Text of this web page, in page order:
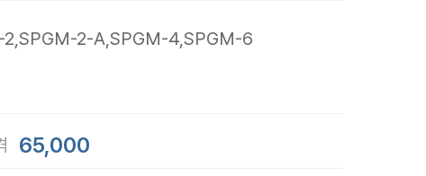
2,SPGM-2-A,SPGM-4,SPGM-6
65,000